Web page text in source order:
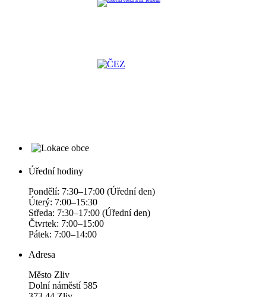
Úřední hodiny
Pondělí: 7:30–17:00 (Úřední den)
Úterý: 7:00–15:30
Středa: 7:30–17:00 (Úřední den)
Čtvrtek: 7:00–15:00
Pátek: 7:00–14:00
Adresa
Město Zliv
Dolní náměstí 585